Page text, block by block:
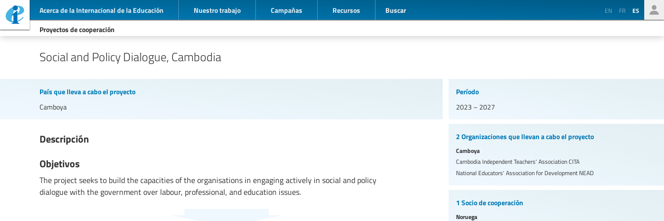
Acerca de la Internacional de la Educación Nuestro trabajo Campañas Recursos Buscar EN FR ES
Proyectos de cooperación
Social and Policy Dialogue, Cambodia
País que lleva a cabo el proyecto
Camboya
Descripción
Objetivos
The project seeks to build the capacities of the organisations in engaging actively in social and policy
dialogue with the government over labour, professional, and education issues.
Período
2023 – 2027
2 Organizaciones que llevan a cabo el proyecto
Camboya
Cambodia Independent Teachers' AssociationCITA
National Educators' Association for Development NEAD
1 Socio de cooperación
Noruega